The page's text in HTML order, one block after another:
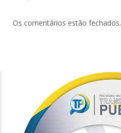
Os comentários estão fechados.